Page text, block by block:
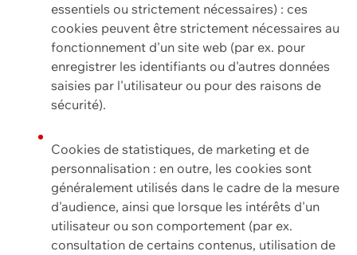
essentiels ou strictement nécessaires) : ces
cookies peuvent être strictement nécessaires au
fonctionnement d'un site web (par ex. pour
enregistrer les identifiants ou d'autres données
saisies par l'utilisateur ou pour des raisons de
sécurité).
Cookies de statistiques, de marketing et de
personnalisation : en outre, les cookies sont
généralement utilisés dans le cadre de la mesure
d'audience, ainsi que lorsque les intérêts d'un
utilisateur ou son comportement (par ex.
consultation de certains contenus, utilisation de